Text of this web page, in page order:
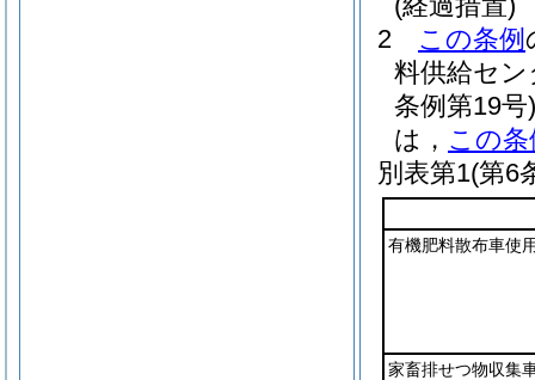
2
この条例
料供給セ
条例第19号)
は， この条
別表第1(第6
有機肥料散布車使
家畜排せつ物収集